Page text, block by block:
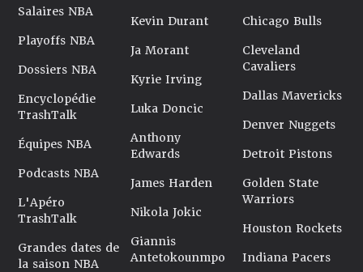
Salaires NBA
Playoffs NBA
Dossiers NBA
Encyclopédie
TrashTalk
Équipes NBA
Podcasts NBA
L'Apéro
TrashTalk
Grandes dates de
la saison NBA
Kevin Durant
Ja Morant
Kyrie Irving
Luka Doncic
Anthony
Edwards
James Harden
Nikola Jokic
Giannis
Antetokounmpo
Chicago Bulls
Cleveland
Cavaliers
Dallas Mavericks
Denver Nuggets
Detroit Pistons
Golden State
Warriors
Houston Rockets
Indiana Pacers